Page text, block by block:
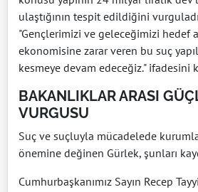
ulaştığının tespit edildiğini
"Gençlerimizi ve geleceğimizi hedef
ekonomisine zarar veren bu suç
kesmeye devam edeceğiz." ifadesini
BAKANLIKLAR ARASI
VURGUSU
Suç ve suçluyla mücadelede
önemine değinen Gürlek, şunları
Cumhurbaşkanımız Sayın Recep